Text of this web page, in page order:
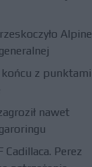
Alpine
z punktami
nawet
Cadillaca. Perez